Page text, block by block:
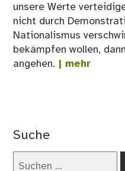
unsere Werte
nicht durch
Nationalismus
bekämpfen wollen,
angehen. | mehr
Suche